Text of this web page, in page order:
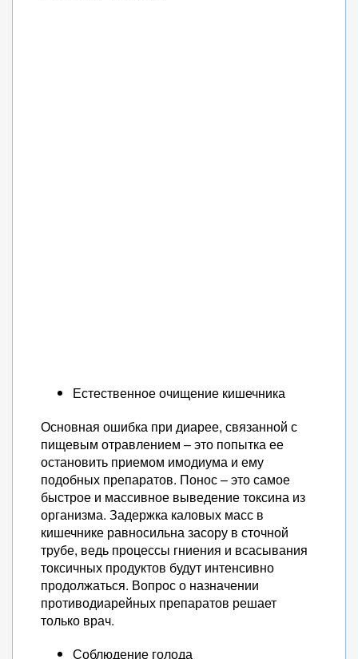
Естественное очищение кишечника
Основная ошибка при диарее, связанной с
пищевым отравлением – это попытка ее
остановить приемом имодиума и ему
подобных препаратов. Понос – это самое
быстрое и массивное выведение токсина из
организма. Задержка каловых масс в
кишечнике равносильна засору в сточной
трубе, ведь процессы гниения и всасывания
токсичных продуктов будут интенсивно
продолжаться. Вопрос о назначении
противодиарейных препаратов решает
только врач.
Соблюдение голода